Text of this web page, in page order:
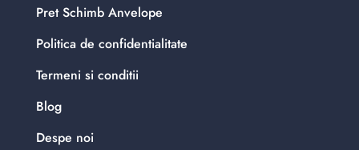
Pret Schimb Anvelope
Politica de confidentialitate
Termeni si conditii
Blog
Despe noi